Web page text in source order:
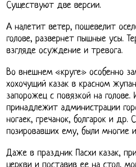
Существуют две версии.
А налетит ветер, пошевелит
голове, развернет пышные усы.
взгляде осуждение и тревога.
Во внешнем «круге» особенно
хохочущий казак в красном
запорожец с повязкой на голове.
принадлежит администрации
ногаек, гречанок, болгарок и др.
позировавших ему, были многие
Даже в праздник Пасхи казак,